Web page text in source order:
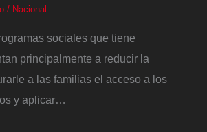
/ Nacional
sociales que tiene
principalmente a reducir la
a las familias el acceso a los
y aplicar…